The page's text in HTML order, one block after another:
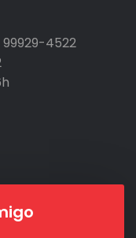
4522